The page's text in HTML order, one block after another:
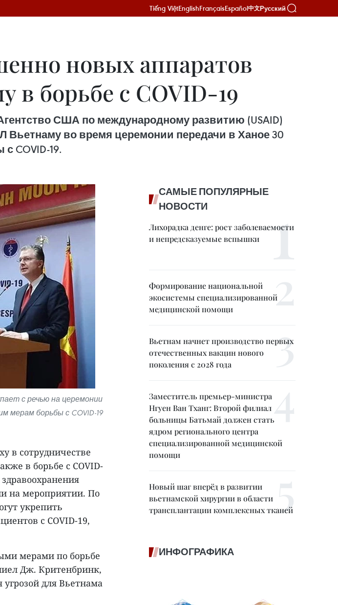
Tiếng ViệtEnglishFrançaisEspañol中文Русский
новых аппаратов
борьбе с COVID-19
США по международному развитию (USAID)
во время церемонии передачи в Ханое 30
COVID-19.
с речью на церемонии
мерам борьбы с COVID-19
в сотрудничестве
в борьбе с COVID-
на мероприятии. По
укрепить
с COVID-19,
мерами по борьбе
Дж. Критенбринк,
угрозой для Вьетнама
САМЫЕ ПОПУЛЯРНЫЕ
НОВОСТИ
Лихорадка денге: рост заболеваемости
и непредсказуемые вспышки
Формирование национальной
экосистемы специализированной
медицинской помощи
Вьетнам начнет производство первых
отечественных вакцин нового
поколения с 2028 года
Заместитель премьер-министра
Нгуен Ван Тханг: Второй филиал
больницы Батьмай должен стать
ядром регионального центра
специализированной медицинской
помощи
Новый шаг вперёд в развитии
вьетнамской хирургии в области
трансплантации комплексных тканей
ИНФОГРАФИКА